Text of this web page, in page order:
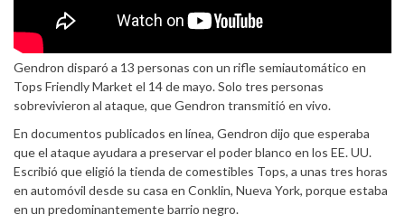
Gendron disparó a 13 personas con un rifle semiautomático en
Tops Friendly Market el 14 de mayo. Solo tres personas
sobrevivieron al ataque, que Gendron transmitió en vivo.
En documentos publicados en línea, Gendron dijo que esperaba
que el ataque ayudara a preservar el poder blanco en los EE. UU.
Escribió que eligió la tienda de comestibles Tops, a unas tres horas
en automóvil desde su casa en Conklin, Nueva York, porque estaba
en un predominantemente barrio negro.